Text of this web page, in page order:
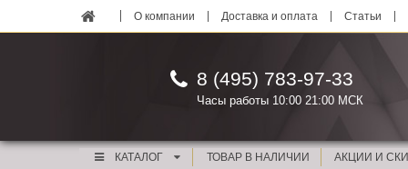
О компании Доставка и оплата Статьи
8 (495) 783-97-33
Часы работы 10:00 21:00 МСК
КАТАЛОГ ТОВАР В НАЛИЧИИ АКЦИИ И